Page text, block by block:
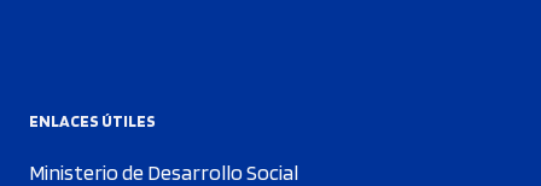
ENLACES ÚTILES
Ministerio de Desarrollo Social